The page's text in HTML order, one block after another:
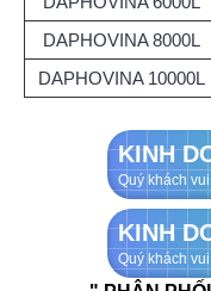
DAPHOVINA 8000L
DAPHOVINA 10000L
KINH
Quý khách
KINH
Quý khách